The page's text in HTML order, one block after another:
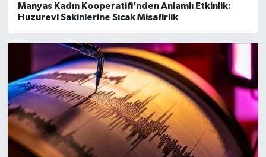
Manyas Kadın Kooperatifi’nden Anlamlı Etkinlik:
Huzurevi Sakinlerine Sıcak Misafirlik